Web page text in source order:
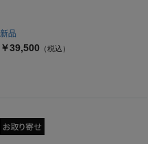
新品
￥39,500 （税込）